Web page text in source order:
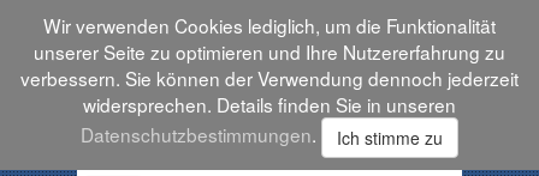
Wir verwenden Cookies lediglich, um die Funktionalität
unserer Seite zu optimieren und Ihre Nutzererfahrung zu
verbessern. Sie können der Verwendung dennoch jederzeit
widersprechen. Details finden Sie in unseren
Datenschutzbestimmungen. Ich stimme zu